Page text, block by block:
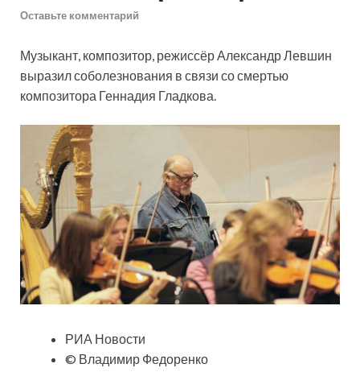
Оставьте комментарий
Музыкант, композитор, режиссёр Александр Левшин
выразил соболезнования в связи со смертью
композитора Геннадия Гладкова.
РИА Новости
© Владимир Федоренко